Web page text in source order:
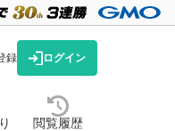
録 ログイン
閲覧履歴